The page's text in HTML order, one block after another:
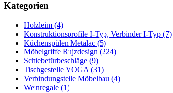
Kategorien
Holzleim (4)
Konstruktionsprofile I-Typ, Verbinder I-Typ (7)
Küchenspülen Metalac (5)
Möbelgriffe Rujzdesign (224)
Schiebetürbeschläge (9)
Tischgestelle VOGA (31)
Verbindungsteile Möbelbau (4)
Weinregale (1)